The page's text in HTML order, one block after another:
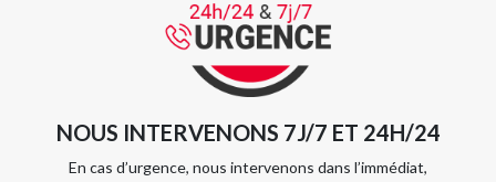
NOUS INTERVENONS 7J/7 ET 24H/24
En cas d’urgence, nous intervenons dans l’immédiat,